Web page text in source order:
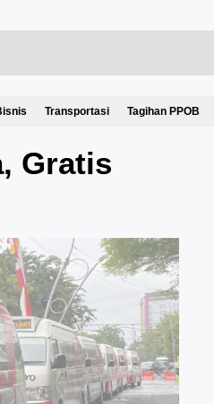
Transportasi Tagihan PPOB
Gratis